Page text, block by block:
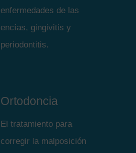
enfermedades de las
encías, gingivitis y
periodontitis.
Ortodoncia
El tratamiento para
corregir la malposición